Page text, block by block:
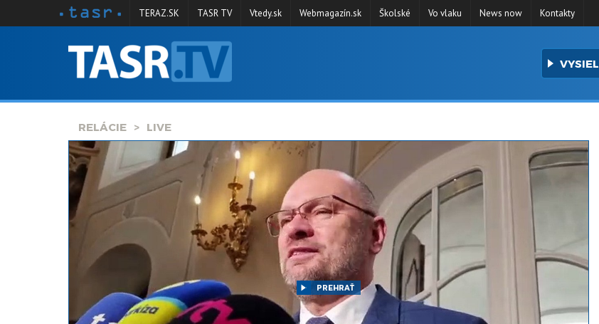
SPRAVODAJSTVO
KONTAKT
ARCHÍV
TERAZ.SK TASR TV Vtedy.sk Webmagazín.sk Školské Vo vlaku News now Kontakty
RELÁCIE LIVE
PREHRAŤ